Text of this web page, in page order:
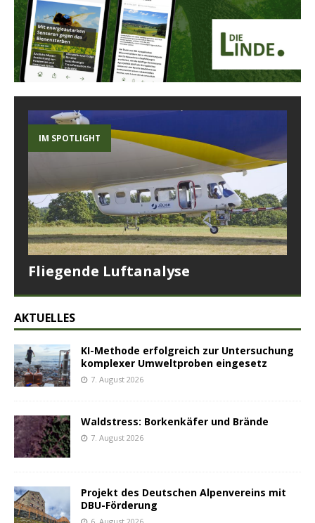
IM SPOTLIGHT
Fliegende Luftanalyse
AKTUELLES
KI-Methode erfolgreich zur Untersuchung
komplexer Umweltproben eingesetz
7. August 2026
Waldstress: Borkenkäfer und Brände
7. August 2026
Projekt des Deutschen Alpenvereins mit
DBU-Förderung